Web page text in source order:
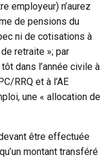
employeur) n’aurez
de pensions du
ni de cotisations à
retraite »; par
dans l’année civile à
RRQ et à l’AE
une « allocation de
être effectuée
montant transféré